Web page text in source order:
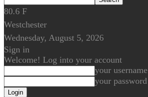
80.6 F
Westchester
Wednesday, August 5, 2026
Sign in
Welcome! Log into your account
your username
your password